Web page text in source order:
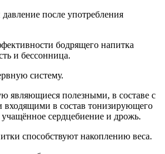
после употребления
бодрящего напитка
и бессонница.
систему.
являющиеся полезными, в составе с
входящими в состав тонизирующего
сердцебиение и дрожь.
способствуют накоплению веса.